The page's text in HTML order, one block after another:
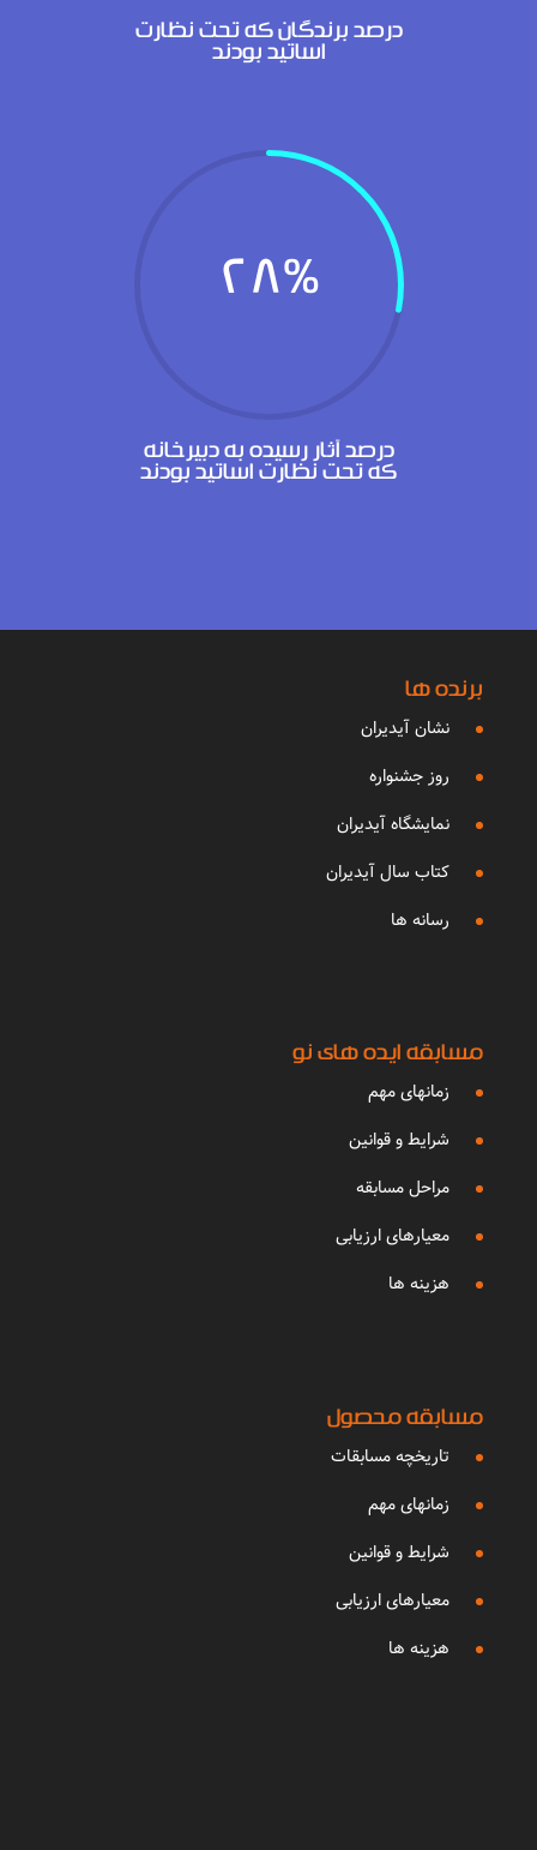
درصد برندگان که تحت نظارت
اساتید بودند
28%
درصد آثار رسیده به دبیرخانه
که تحت نظارت اساتید بودند
برنده ها
نشان آیدیران
روز جشنواره
نمایشگاه آیدیران
کتاب سال آیدیران
رسانه ها
مسابقه ایده های نو
زمانهای مهم
شرایط و قوانین
مراحل مسابقه
معیارهای ارزیابی
هزینه ها
مسابقه محصول
تاریخچه مسابقات
زمانهای مهم
شرایط و قوانین
معیارهای ارزیابی
هزینه ها